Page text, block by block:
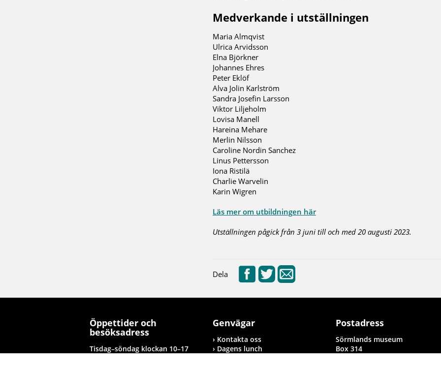
Medverkande i utställningen
Maria Almqvist
Ulrica Arvidsson
Elna Björkner
Johannes Ehres
Peter Eklöf
Alva Jolin Karlström
Sandra Josefin Larsson
Viktor Liljeholm
Lovisa Manell
Hareina Mehare
Merlin Nilsson
Caroline Nordin Sanchez
Linus Pettersson
Iona Ristilä
Charlie Warvelin
Karin Wigren
Läs mer om utbildningen här
Utställningen pågick från 3 juni till och med 20 augusti 2023.
Dela
Öppettider och
besöksadress
Tisdag–söndag klockan 10–17
Genvägar
Kontakta oss
Dagens lunch
Postadress
Sörmlands museum
Box 314